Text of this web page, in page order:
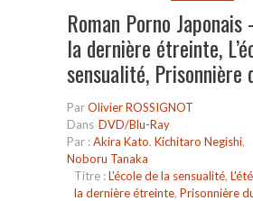
Roman Porno Japonais
la dernière étreinte,
sensualité, Prisonnière
ParOlivier ROSSIGNOT
Dans DVD/Blu-Ray
Par :Akira Kato, Kichitaro Negishi,
Noboru Tanaka
Titre :L'école de la sensualité,
la dernière étreinte, Prisonnière